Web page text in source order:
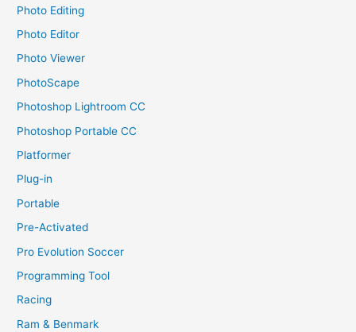
Photo Editing
Photo Editor
Photo Viewer
PhotoScape
Photoshop Lightroom CC
Photoshop Portable CC
Platformer
Plug-in
Portable
Pre-Activated
Pro Evolution Soccer
Programming Tool
Racing
Ram & Benmark